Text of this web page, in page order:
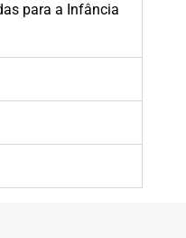
para a Infância